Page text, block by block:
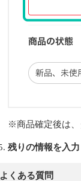
※商品確定後は、
残りの情報を入
よくある質問